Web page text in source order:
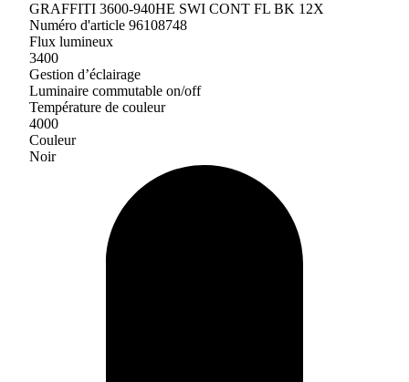
GRAFFITI 3600-940HE SWI CONT FL BK 12X
Numéro d'article 96108748
Flux lumineux
3400
Gestion d’éclairage
Luminaire commutable on/off
Température de couleur
4000
Couleur
Noir